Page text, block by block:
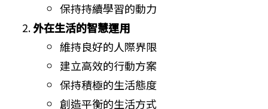
保持持續學習的動力
外在生活的智慧運用
維持良好的人際界限
建立高效的行動方案
保持積極的生活態度
創造平衡的生活方式